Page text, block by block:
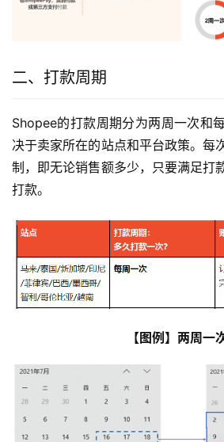
二、打款周期
Shopee的打款周期分为两周一次和
决于卖家所在的站点和平台政策。每
制，即无论销售额多少，只要满足打
打款。
【图例】两周一